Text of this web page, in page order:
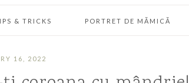
& TRICKS PORTRET DE MĂMICĂ
16, 2022